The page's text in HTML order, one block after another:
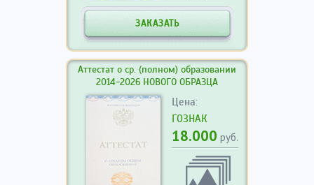
ЗАКАЗАТЬ
Аттестат о ср. (полном) образовании
2014-2026 НОВОГО ОБРАЗЦА
Цена:
ГОЗНАК
18.000 руб.